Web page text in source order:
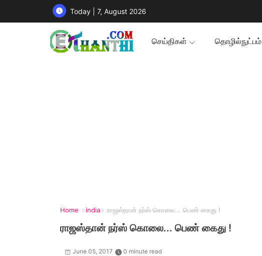
Today | 7, August 2026
செய்திகள் தொழில்நுட்பம்
Home india ராஜஸ்தான் நர்ஸ் கொலை... பெண் கைது !
ராஜஸ்தான் நர்ஸ் கொலை... பெண் கைது !
June 05, 2017 0 minute read